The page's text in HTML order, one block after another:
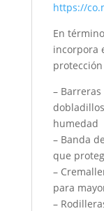
https://
En
incorpora
–
humedad
– Banda
que
–
para
–